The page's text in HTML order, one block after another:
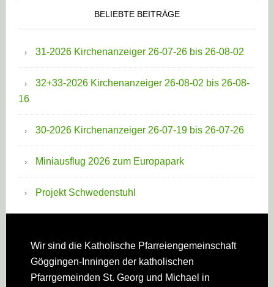
BELIEBTE BEITRÄGE
31-2026 Kirchenanzeiger 26-07-26 bis 26-08-02
32+33-2026 Kirchenanzeiger 26-08-02 bis 26-08-
16
30-2026 Kirchenanzeiger 26-07-19 bis 26-07-26
Miniausflug 2026 zum Europapark
Projekt Schwedenstuhl
Footer
Wir sind die Katholische Pfarreien­gemeinschaft
Göggingen-Inningen der katholischen
Pfarrgemeinden St. Georg und Michael in